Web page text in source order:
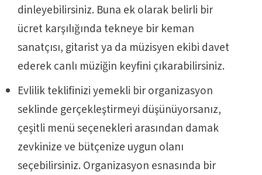
dinleyebilirsiniz. Buna ek olarak belirli bir
ücret karşılığında tekneye bir keman
sanatçısı, gitarist ya da müzisyen ekibi davet
ederek canlı müziğin keyfini çıkarabilirsiniz.
Evlilik teklifinizi yemekli bir organizasyon
seklinde gerçekleştirmeyi düşünüyorsanız,
çeşitli menü seçenekleri arasından damak
zevkinize ve bütçenize uygun olanı
seçebilirsiniz. Organizasyon esnasında bir